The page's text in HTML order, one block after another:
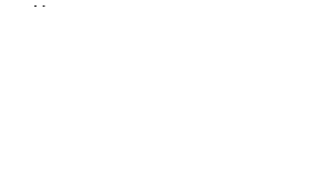
Музика